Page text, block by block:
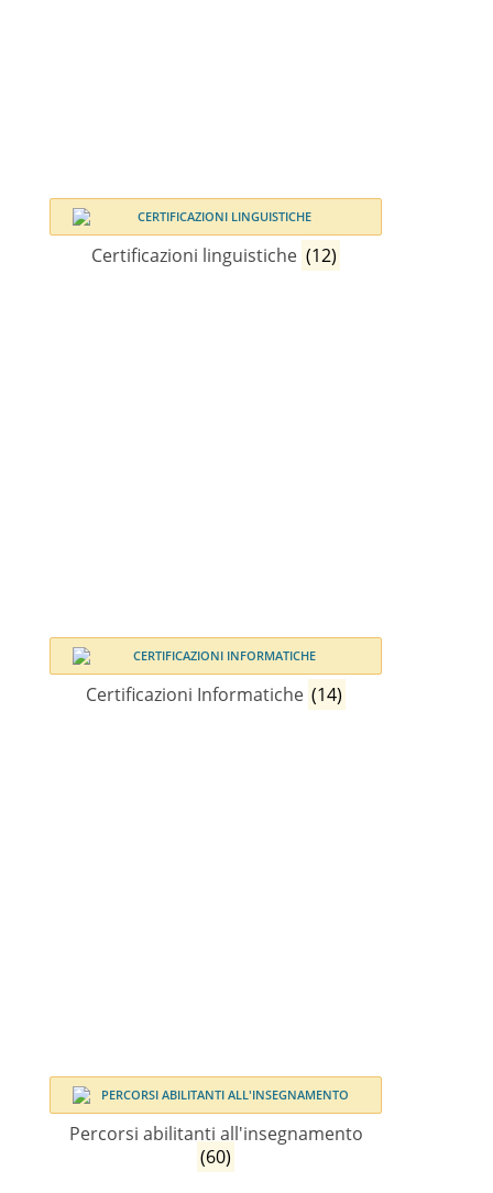
Certificazioni linguistiche (12)
Certificazioni Informatiche (14)
Percorsi abilitanti all'insegnamento
(60)